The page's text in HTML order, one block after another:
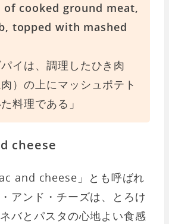
cooked ground meat,
topped with mashed
パイは、調理したひき肉
肉）の上にマッシュポテト
料理である」
cheese
and cheese」とも呼ばれ
アンド・チーズは、とろけ
バとパスタの心地よい食感